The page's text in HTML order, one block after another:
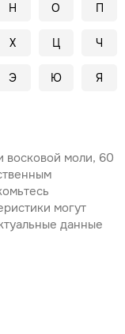
Н О П
Х Ц Ч
Э Ю Я
восковой моли, 60
могут
данные